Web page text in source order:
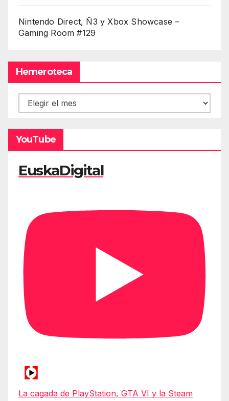
Nintendo Direct, Ñ3 y Xbox Showcase –
Gaming Room #129
Hemeroteca
Hemeroteca
YouTube
EuskaDigital
La cagada de PlayStation, GTA VI y la Steam